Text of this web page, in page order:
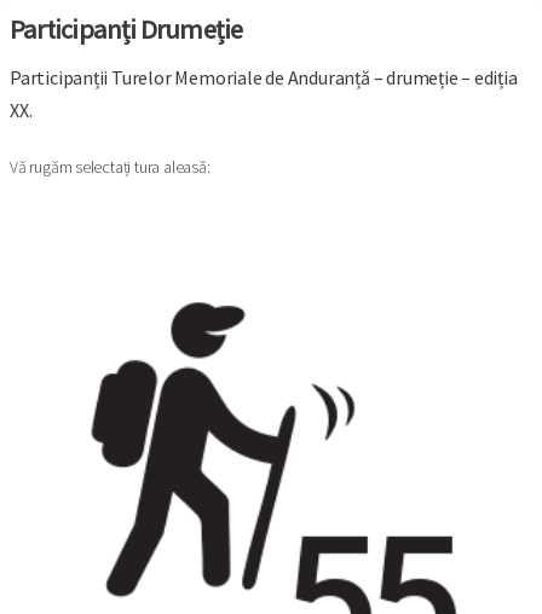
Participanți Drumeție
Participanții Turelor Memoriale de Anduranță – drumeție – ediția
XX.
Vă rugăm selectați tura aleasă: